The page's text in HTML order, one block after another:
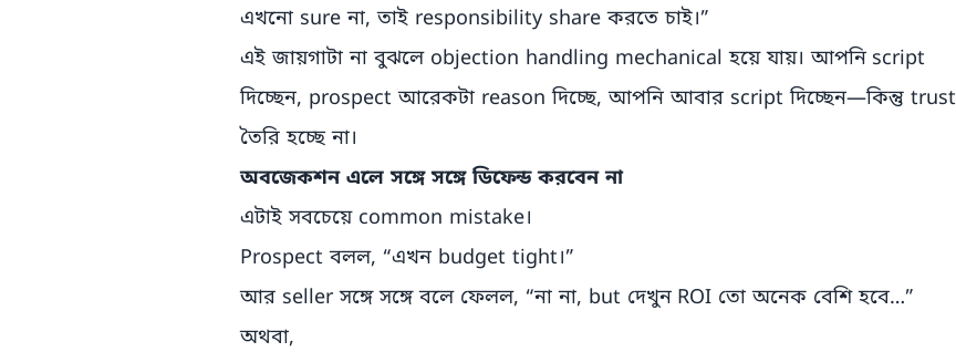
এখনো sure না, তাই responsibility share করতে চাই।”
এই জায়গাটা না বুঝলে objection handling mechanical হয়ে যায়। আপনি script
দিচ্ছেন, prospect আরেকটা reason দিচ্ছে, আপনি আবার script দিচ্ছেন—কিন্তু trust
তৈরি হচ্ছে না।
অবজেকশন এলে সঙ্গে সঙ্গে ডিফেন্ড করবেন না
এটাই সবচেয়ে common mistake।
Prospect বলল, “এখন budget tight।”
আর seller সঙ্গে সঙ্গে বলে ফেলল, “না না, but দেখুন ROI তো অনেক বেশি হবে…”
অথবা,